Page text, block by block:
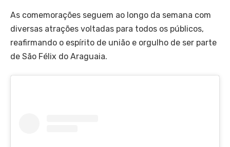
As comemorações seguem ao longo da semana com
diversas atrações voltadas para todos os públicos,
reafirmando o espírito de união e orgulho de ser parte
de São Félix do Araguaia.